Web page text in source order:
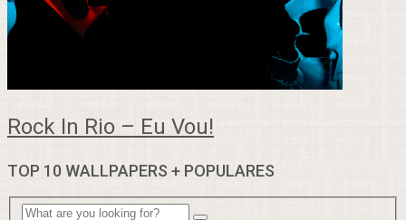
Rock In Rio – Eu Vou!
TOP 10 WALLPAPERS + POPULARES